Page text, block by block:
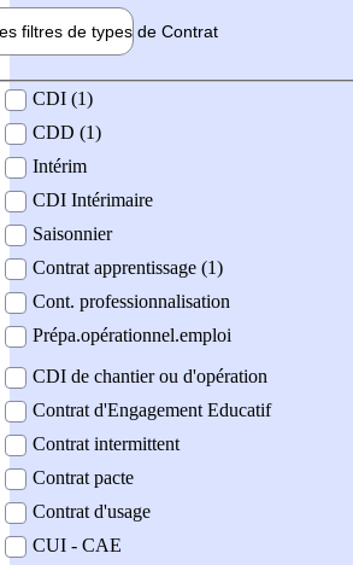
filtres de types de Contrat
contrat
CDI (1)
CDD (1)
Intérim
CDI Intérimaire
Saisonnier
Contrat apprentissage (1)
Cont. professionnalisation
Prépa.opérationnel.emploi
CDI de chantier ou d'opération
Contrat d'Engagement Educatif
Contrat intermittent
Contrat pacte
Contrat d'usage
CUI - CAE